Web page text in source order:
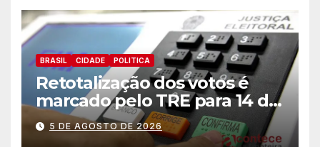
BRASIL CIDADE POLITICA
Retotalização dos votos é
marcado pelo TRE para 14 de
agosto
5 DE AGOSTO DE 2026